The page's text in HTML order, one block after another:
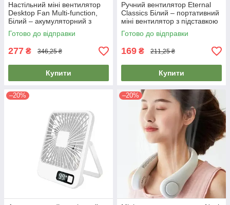
Настільний міні вентилятор
Desktop Fan Multi-function,
Білий – акумуляторний з
прищіпкою та USB зарядкою
Готово до відправки
277 ₴ 346,25 ₴
Купити
Ручний вентилятор Eternal
Classics Білий – портативний
міні вентилятор з підставкою
та USB зарядкою
Готово до відправки
169 ₴ 211,25 ₴
Купити
–20% –20%